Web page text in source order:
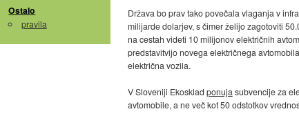
Ostalo
pravila
Država bo prav tako povečala vlaganja v
milijarde dolarjev, s čimer želijo zagotoviti
na cestah videti 10 milijonov električnih
predstavitvijo novega električnega
električna vozila.
V Sloveniji Ekosklad ponuja subvencije za
avtomobile, a ne več kot 50 odstotkov